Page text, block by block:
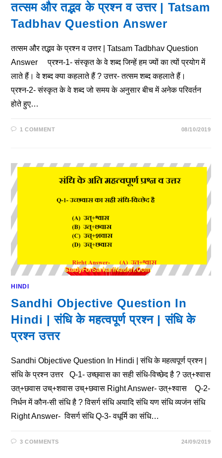
तत्सम और तद्भव के प्रश्न व उत्तर | Tatsam
Tadbhav Question Answer
तत्सम और तद्भव के प्रश्न व उत्तर | Tatsam Tadbhav Question
Answer प्रश्न-1- संस्कृत के वे शब्द जिन्हें हम ज्यों का त्यों प्रयोग में
लाते हैं। वे शब्द क्या कहलाते हैं ? उत्तर- तत्सम शब्द कहलाते हैं।
प्रश्न-2- संस्कृत के वे शब्द जो समय के अनुसार बीच में अनेक परिवर्तन
होते हुए…
1 COMMENT 08/10/2019
HINDI
Sandhi Objective Question In
Hindi | संधि के महत्वपूर्ण प्रश्न | संधि के
प्रश्न उत्तर
Sandhi Objective Question In Hindi | संधि के महत्वपूर्ण प्रश्न |
संधि के प्रश्न उत्तर Q-1- उच्छ्वास का सही संधि-विच्छेद है ? उत्+श्वास
उत्+छवास उच्+शवास उच्+छवास Right Answer- उत्+श्वास Q-2-
निर्धन में कौन-सी संधि है ? विसर्ग संधि अयादि संधि यण संधि व्यजंन संधि
Right Answer- विसर्ग संधि Q-3- वधूर्मि का संधि…
3 COMMENTS 24/09/2019